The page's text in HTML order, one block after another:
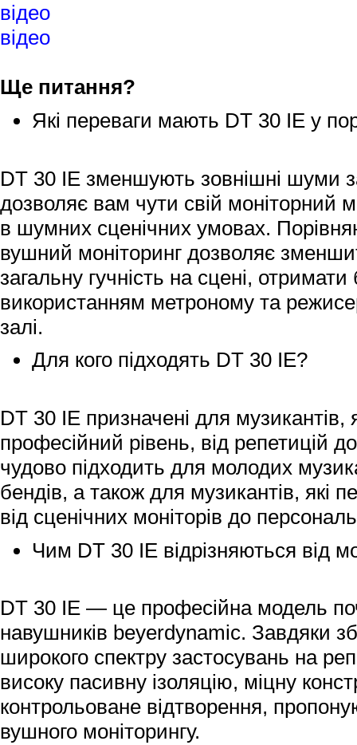
відео
відео
Ще питання?
Які переваги мають DT 30 IE у
DT 30 IE зменшують зовнішні шуми
дозволяє вам чути свій моніторний
в шумних сценічних умовах.
вушний моніторинг дозволяє
загальну гучність на сцені,
використанням метроному та
залі.
Для кого підходять DT 30 IE?
DT 30 IE призначені для музикантів,
професійний рівень, від репетицій
чудово підходить для молодих
бендів, а також для музикантів, які
від сценічних моніторів до
Чим DT 30 IE відрізняються від
DT 30 IE — це професійна модель
навушників beyerdynamic. Завдяки
широкого спектру застосувань на
високу пасивну ізоляцію, міцну
контрольоване відтворення,
вушного моніторингу.